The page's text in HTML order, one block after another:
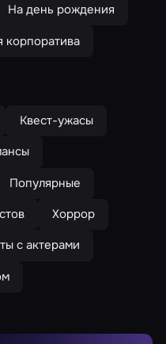
На день рождения
корпоратива
Квест-ужасы
Популярные
Хоррор
с актерами